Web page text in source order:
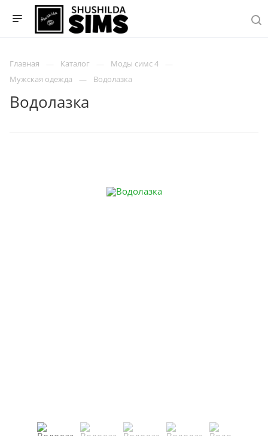
Главная Каталог
Моды симс 4
Мужская одежда
Водолазка
Водолазка